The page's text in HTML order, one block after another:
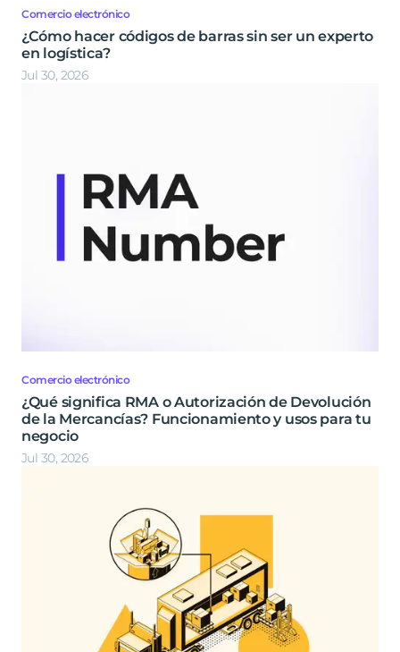
Comercio electrónico
¿Cómo hacer códigos de barras sin ser un experto
en logística?
Jul 30, 2026
Comercio electrónico
¿Qué significa RMA o Autorización de Devolución
de la Mercancías? Funcionamiento y usos para tu
negocio
Jul 30, 2026